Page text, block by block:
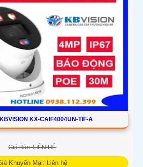
KX-CAIF4004UN-TIF-A
Giá Bán: LIÊN HỆ
Khuyến Mại: Liên hệ